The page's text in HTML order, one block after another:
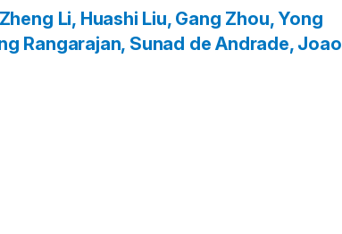
Li, Huashi Liu, Gang Zhou, Yong
Rangarajan, Sunad de Andrade, Joao